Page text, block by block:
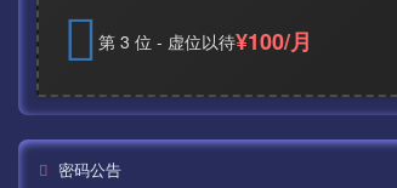
第 3 位 - 虚位以待¥100/月
密码公告